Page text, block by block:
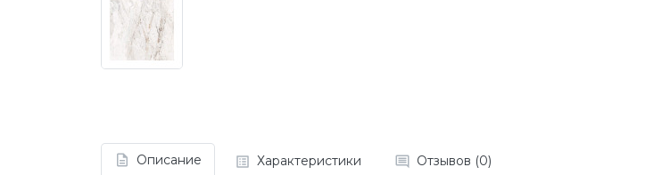
Описание Характеристики Отзывов (0)